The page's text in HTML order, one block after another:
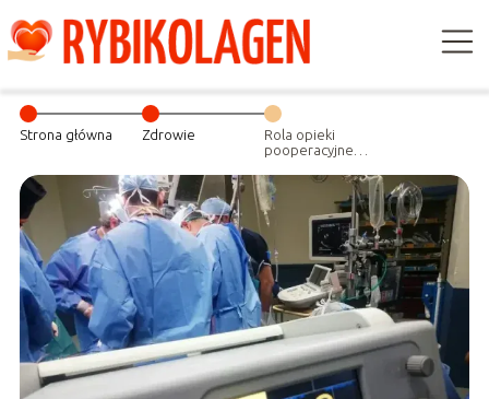
Strona główna Zdrowie
Rola opieki
pooperacyjnej i
operacji